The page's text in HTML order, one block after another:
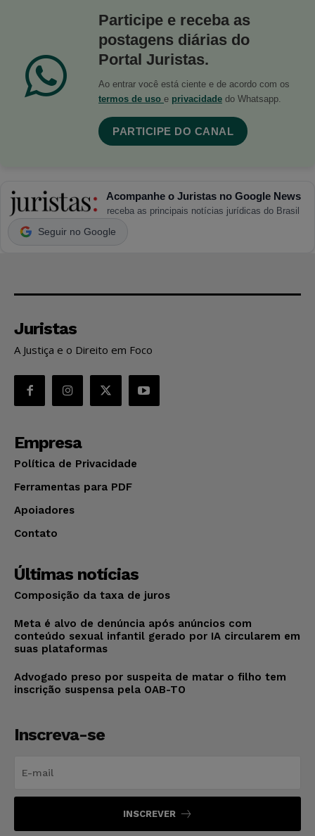
Participe e receba as
postagens diárias do
Portal Juristas.
Ao entrar você está ciente e de acordo com os
termos de uso e privacidade do Whatsapp.
PARTICIPE DO CANAL
Acompanhe o Juristas no Google News
receba as principais notícias jurídicas do Brasil
Seguir no Google
Juristas
A Justiça e o Direito em Foco
Empresa
Política de Privacidade
Ferramentas para PDF
Apoiadores
Contato
Últimas notícias
Composição da taxa de juros
Meta é alvo de denúncia após anúncios com
conteúdo sexual infantil gerado por IA circularem em
suas plataformas
Advogado preso por suspeita de matar o filho tem
inscrição suspensa pela OAB-TO
Inscreva-se
INSCREVER